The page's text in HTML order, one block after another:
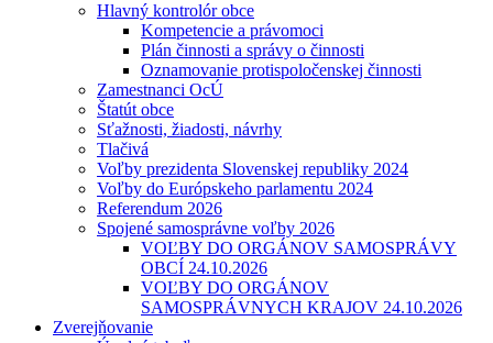
Hlavný kontrolór obce
Kompetencie a právomoci
Plán činnosti a správy o činnosti
Oznamovanie protispoločenskej činnosti
Zamestnanci OcÚ
Štatút obce
Sťažnosti, žiadosti, návrhy
Tlačivá
Voľby prezidenta Slovenskej republiky 2024
Voľby do Európskeho parlamentu 2024
Referendum 2026
Spojené samosprávne voľby 2026
VOĽBY DO ORGÁNOV SAMOSPRÁVY
OBCÍ 24.10.2026
VOĽBY DO ORGÁNOV
SAMOSPRÁVNYCH KRAJOV 24.10.2026
Zverejňovanie